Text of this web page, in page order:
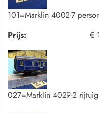
101=Marklin 4002-7
Prijs:
€
027=Marklin 4029-2